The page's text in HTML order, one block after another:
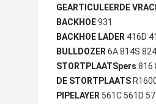
GEARTICULEERDE
BACKHOE931
BACKHOE LADER 416D
BULLDOZER 6A814S
STORTPLAATSpers 816
DE STORTPLAATS
PIPELAYER 561C 561D